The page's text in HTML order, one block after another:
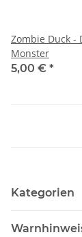
Zombie Duck -
Monster
5,00 € *
Kategorien